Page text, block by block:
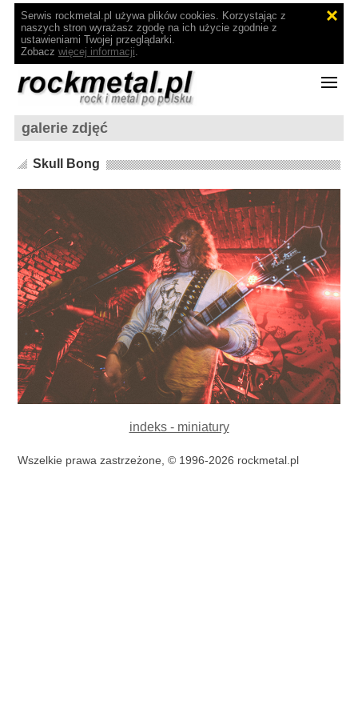
Serwis rockmetal.pl używa plików cookies. Korzystając z
naszych stron wyrażasz zgodę na ich użycie zgodnie z
ustawieniami Twojej przeglądarki.
Zobacz więcej informacji.
galerie zdjęć
Skull Bong
indeks - miniatury
Wszelkie prawa zastrzeżone, © 1996-2026 rockmetal.pl